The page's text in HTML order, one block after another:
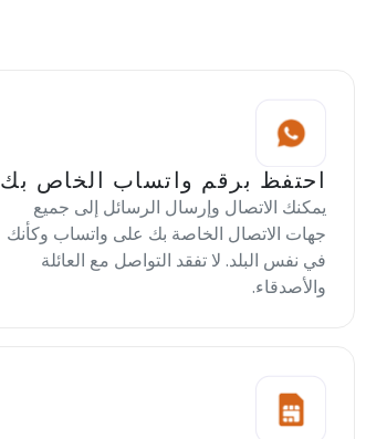
احتفظ برقم واتساب الخاص بك
يمكنك الاتصال وإرسال الرسائل إلى جميع
جهات الاتصال الخاصة بك على واتساب وكأنك
في نفس البلد. لا تفقد التواصل مع العائلة
والأصدقاء.